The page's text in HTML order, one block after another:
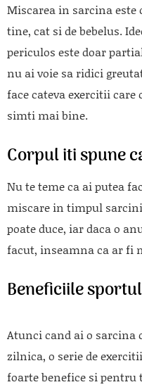
Miscarea in sarcina este
tine, cat si de bebelus.
periculos este doar
nu ai voie sa ridici
face cateva exercitii care
simti mai bine.
Corpul iti spune
Nu te teme ca ai putea
miscare in timpul
poate duce, iar daca o
facut, inseamna ca ar fi
Beneficiile
Atunci cand ai o sarcina
zilnica, o serie de
foarte benefice si